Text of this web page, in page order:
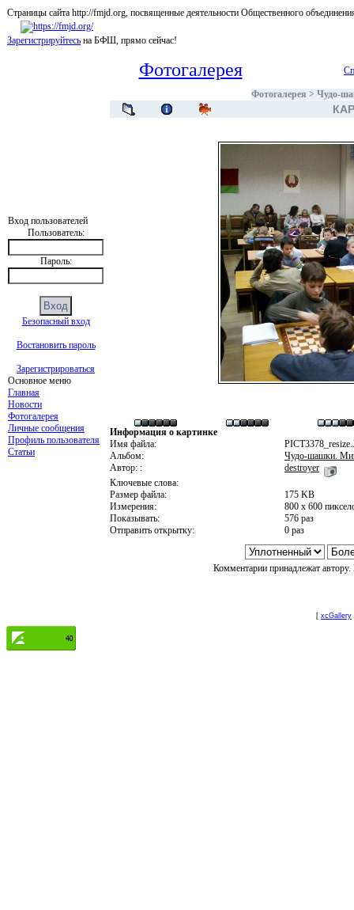
Страницы сайта http://fmjd.org, посвященные деятельности Общественного
Зарегистрируйтесь на БФШ, прямо сейчас!
Вход пользователей
Пользователь:
Пароль:
Безопасный вход
Востановить пароль
Зарегистрироваться
Основное меню
Главная
Новости
Фотогалерея
Личные сообщения
Профиль пользователя
Статьи
Фотогалерея
Фотогалерея > Чудо-
Информация о картинке
Имя файла:
Альбом:
Чудо-шашки.
Автор: :
destroyer
Ключевые слова:
Размер файла:
175 KB
Измерения:
800 x 600
Показывать:
576 раз
Отправить открытку:
0 раз
Комментарии принадлежат
[ xcGallery